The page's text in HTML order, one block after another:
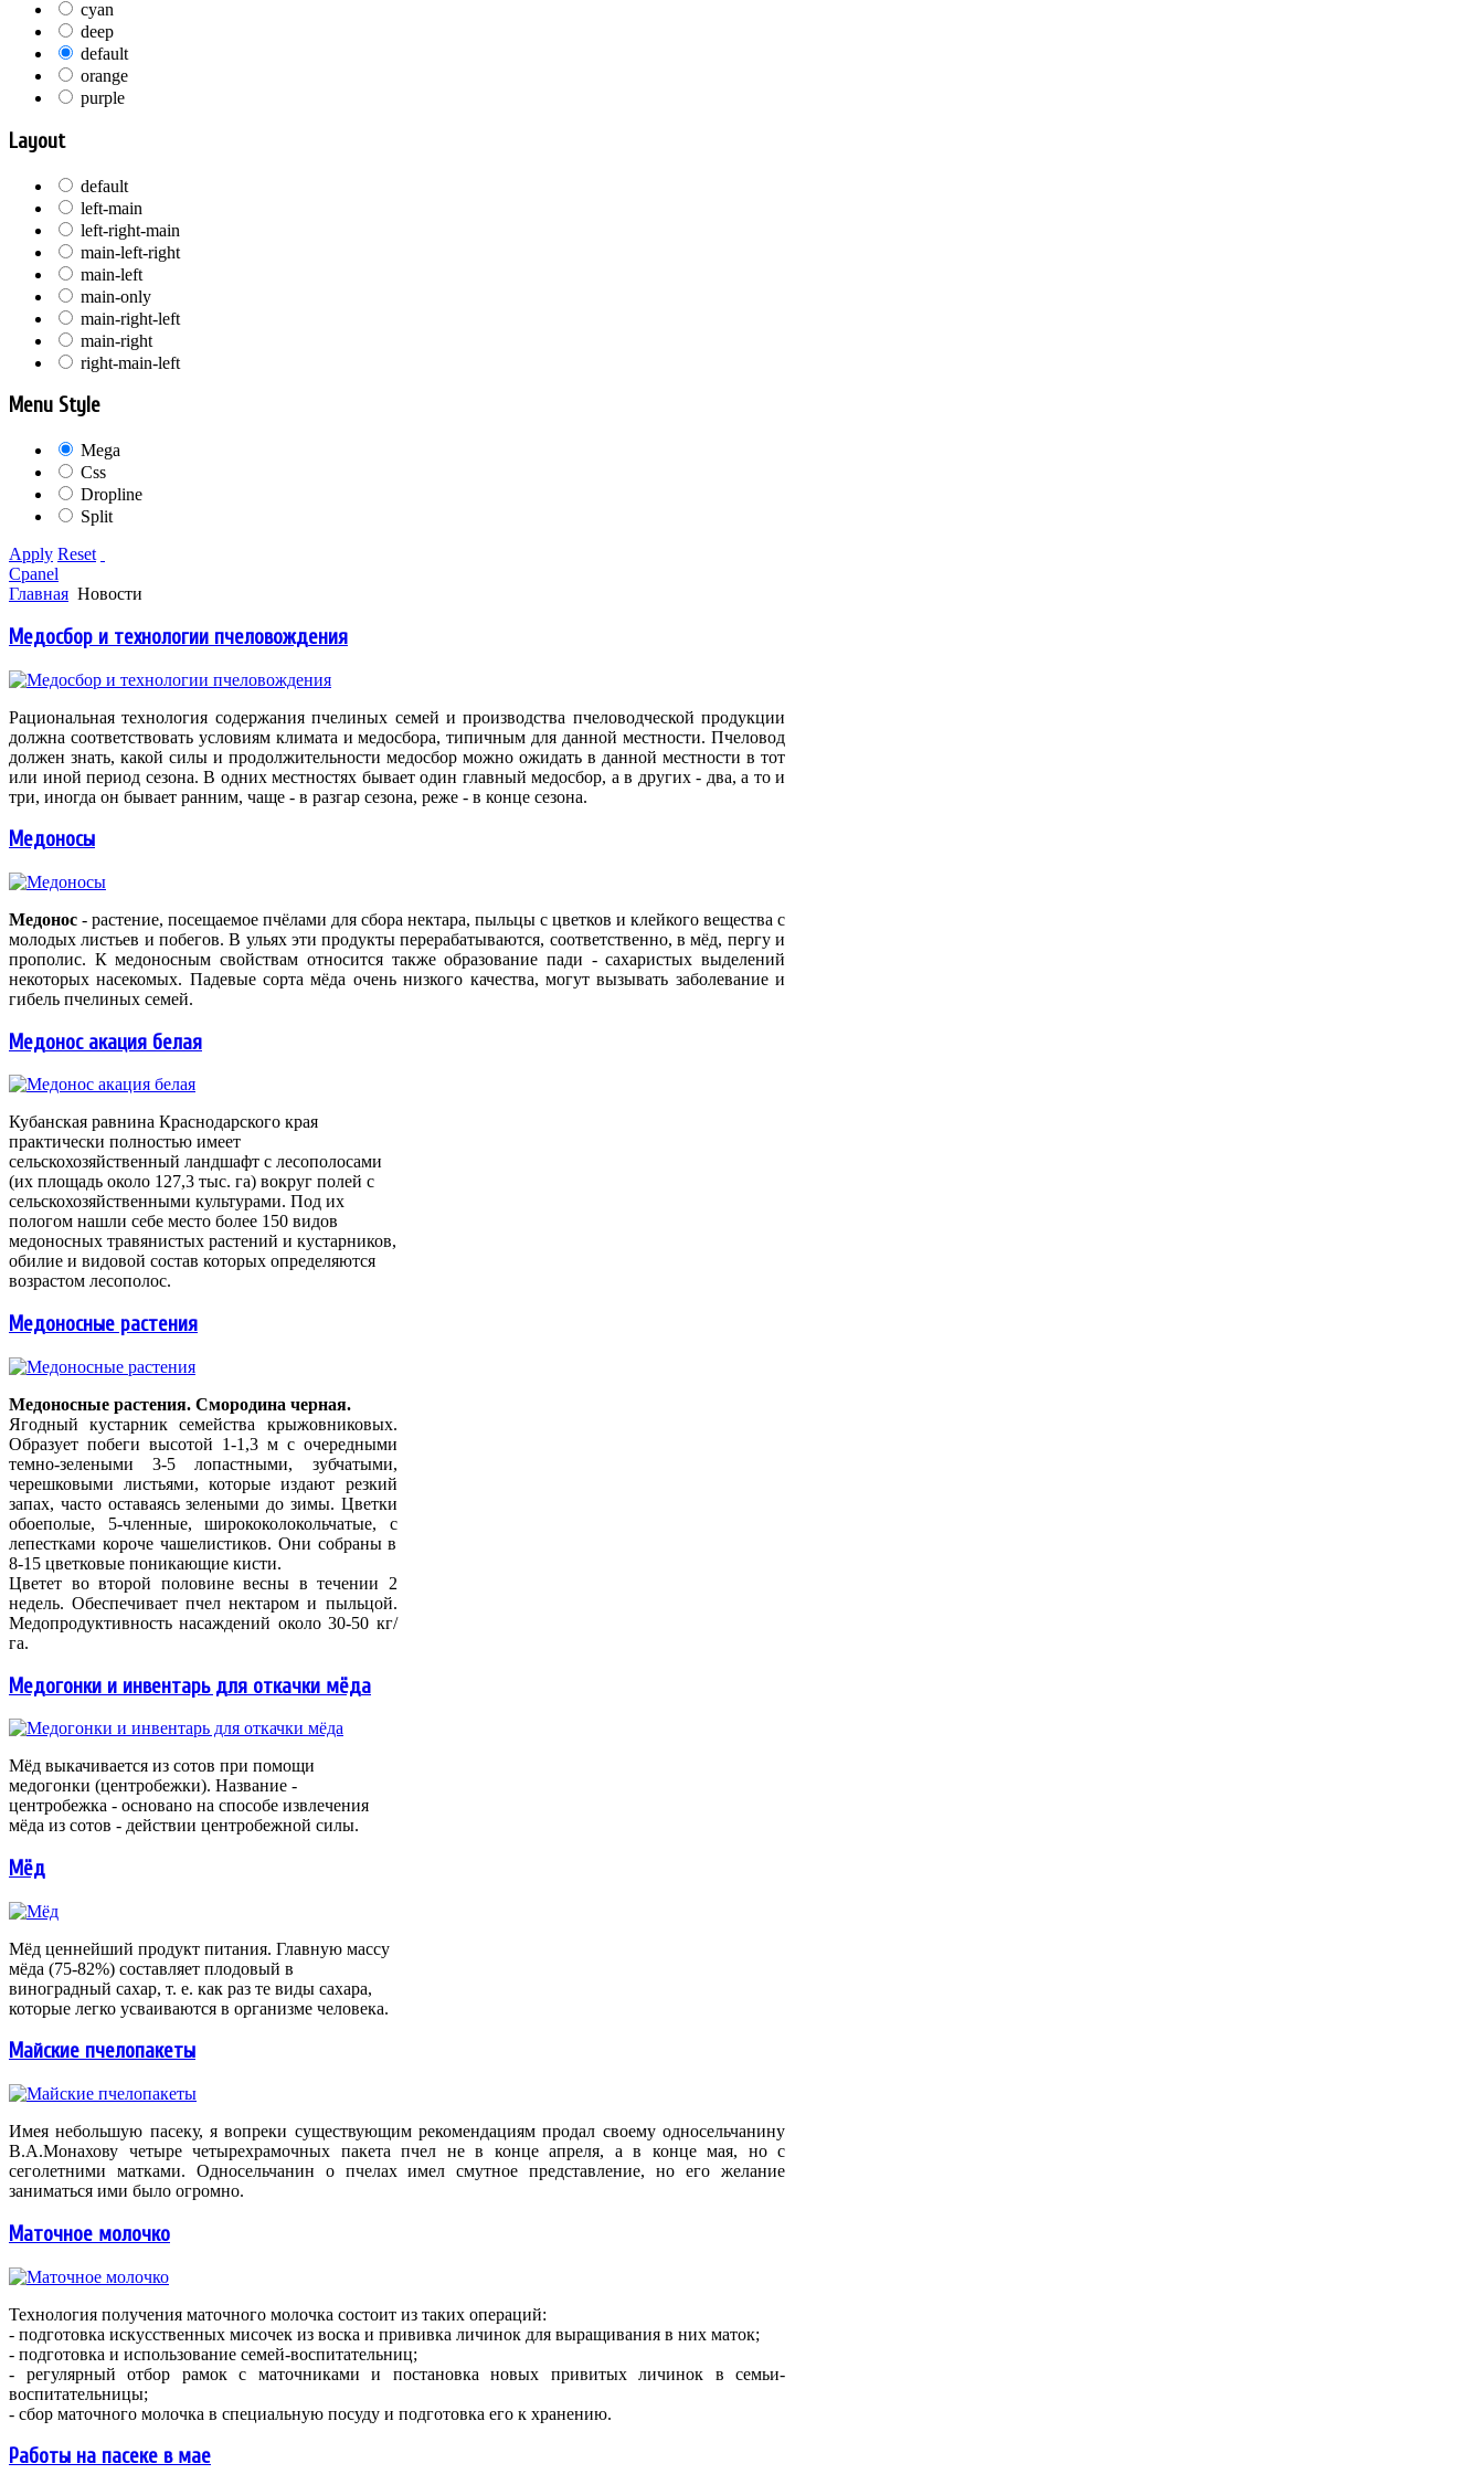
cyan
deep
default
orange
purple
Layout
default
left-main
left-right-main
main-left-right
main-left
main-only
main-right-left
main-right
right-main-left
Menu Style
Mega
Css
Dropline
Split
Apply Reset
Cpanel
Главная Новости
Медосбор и технологии пчеловождения
Рациональная технология содержания пчелиных семей и производства пчеловодческой продукции
должна соответствовать условиям климата и медосбора, типичным для данной местности. Пчеловод
должен знать, какой силы и продолжительности медосбор можно ожидать в данной местности в тот
или иной период сезона. В одних местностях бывает один главный медосбор, а в других - два, а то и
три, иногда он бывает ранним, чаще - в разгар сезона, реже - в конце сезона.
Медоносы
Медонос - растение, посещаемое пчёлами для сбора нектара, пыльцы с цветков и клейкого вещества с
молодых листьев и побегов. В ульях эти продукты перерабатываются, соответственно, в мёд, пергу и
прополис. К медоносным свойствам относится также образование пади - сахаристых выделений
некоторых насекомых. Падевые сорта мёда очень низкого качества, могут вызывать заболевание и
гибель пчелиных семей.
Медонос акация белая
Кубанская равнина Краснодарского края
практически полностью имеет
сельскохозяйственный ландшафт с лесополосами
(их площадь около 127,3 тыс. га) вокруг полей с
сельскохозяйственными культурами. Под их
пологом нашли себе место более 150 видов
медоносных травянистых растений и кустарников,
обилие и видовой состав которых определяются
возрастом лесополос.
Медоносные растения
Медоносные растения. Смородина черная.
Ягодный кустарник семейства крыжовниковых.
Образует побеги высотой 1-1,3 м с очередными
темно-зелеными 3-5 лопастными, зубчатыми,
черешковыми листьями, которые издают резкий
запах, часто оставаясь зелеными до зимы. Цветки
обоеполые, 5-членные, ширококолокольчатые, с
лепестками короче чашелистиков. Они собраны в
8-15 цветковые поникающие кисти.
Цветет во второй половине весны в течении 2
недель. Обеспечивает пчел нектаром и пыльцой.
Медопродуктивность насаждений около 30-50 кг/
га.
Медогонки и инвентарь для откачки мёда
Мёд выкачивается из сотов при помощи
медогонки (центробежки). Название -
центробежка - основано на способе извлечения
мёда из сотов - действии центробежной силы.
Мёд
Мёд ценнейший продукт питания. Главную массу
мёда (75-82%) составляет плодовый в
виноградный сахар, т. е. как раз те виды сахара,
которые легко усваиваются в организме человека.
Майские пчелопакеты
Имея небольшую пасеку, я вопреки существующим рекомендациям продал своему односельчанину
В.А.Монахову четыре четырехрамочных пакета пчел не в конце апреля, а в конце мая, но с
сеголетними матками. Односельчанин о пчелах имел смутное представление, но его желание
заниматься ими было огромно.
Маточное молочко
Технология получения маточного молочка состоит из таких операций:
- подготовка искусственных мисочек из воска и прививка личинок для выращивания в них маток;
- подготовка и использование семей-воспитательниц;
- регулярный отбор рамок с маточниками и постановка новых привитых личинок в семьи-
воспитательницы;
- сбор маточного молочка в специальную посуду и подготовка его к хранению.
Работы на пасеке в мае